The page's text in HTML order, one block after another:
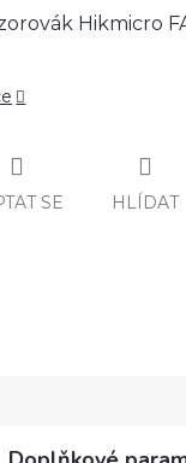
Hikmicro
SE HLÍDAT